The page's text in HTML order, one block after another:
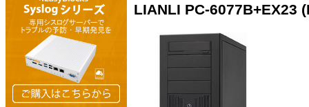
LIANLI PC-6077B+EX23